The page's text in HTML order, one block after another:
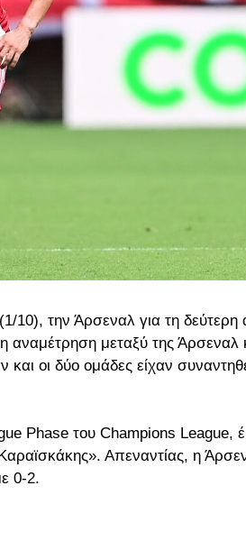
10), την Άρσεναλ για τη δεύτερη
αναμέτρηση μεταξύ της Άρσεναλ
οι δύο ομάδες είχαν
Phase του Champions League,
Απεναντίας, η
0-2.